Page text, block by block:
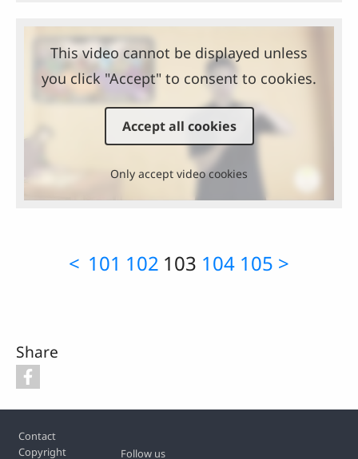
This video cannot be displayed unless
you click "Accept" to consent to cookies.
Accept all cookies
Only accept video cookies
< 101 102 103 104 105 >
Share
Contact
Copyright
Follow us